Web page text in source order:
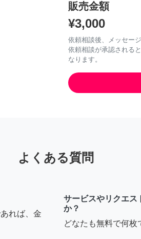
販売金額
¥3,000
依頼相談後、メッセー
依頼相談が承認される
なります。
よくある質問
れば、金
サービスやリクエス
か？
どなたも無料で何枚